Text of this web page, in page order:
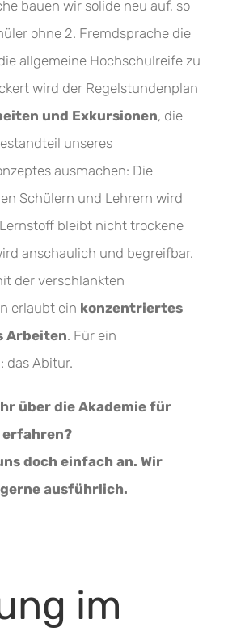
bauen wir solide neu auf, so
ohne 2. Fremdsprache die
allgemeine Hochschulreife zu
wird der Regelstundenplan
und Exkursionen, die
unseres
ausmachen: Die
Schülern und Lehrern wird
bleibt nicht trockene
anschaulich und begreifbar.
der verschlankten
erlaubt ein konzentriertes
Arbeiten. Für ein
das Abitur.
über die Akademie für
erfahren?
doch einfach an. Wir
ausführlich.
im